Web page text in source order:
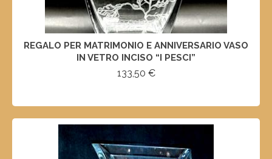
REGALO PER MATRIMONIO E ANNIVERSARIO VASO
IN VETRO INCISO “I PESCI”
133,50 €